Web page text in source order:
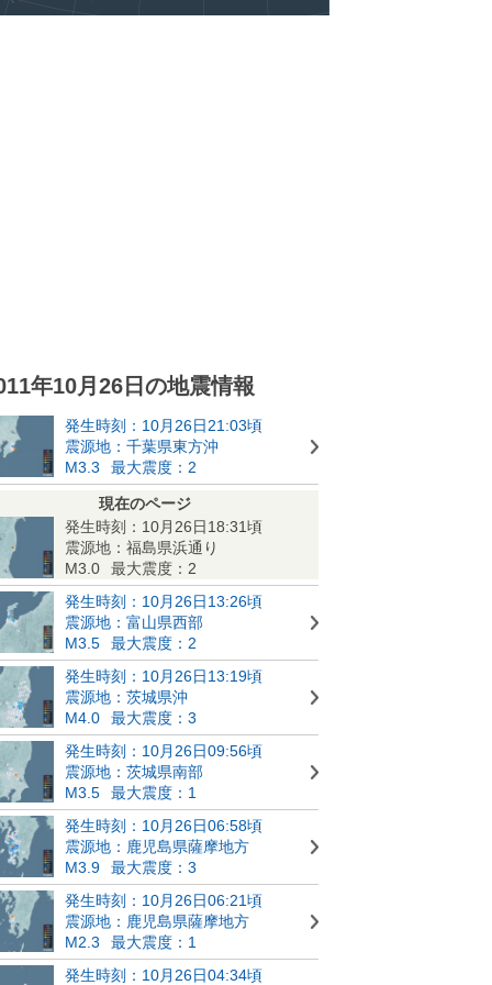
年10月26日の地震情報
発生時刻：10月26日21:03頃
震源地：千葉県東方沖
M3.3
最大震度：2
現在のページ
発生時刻：10月26日18:31頃
震源地：福島県浜通り
M3.0
最大震度：2
発生時刻：10月26日13:26頃
震源地：富山県西部
M3.5
最大震度：2
発生時刻：10月26日13:19頃
震源地：茨城県沖
M4.0
最大震度：3
発生時刻：10月26日09:56頃
震源地：茨城県南部
M3.5
最大震度：1
発生時刻：10月26日06:58頃
震源地：鹿児島県薩摩地方
M3.9
最大震度：3
発生時刻：10月26日06:21頃
震源地：鹿児島県薩摩地方
M2.3
最大震度：1
発生時刻：10月26日04:34頃